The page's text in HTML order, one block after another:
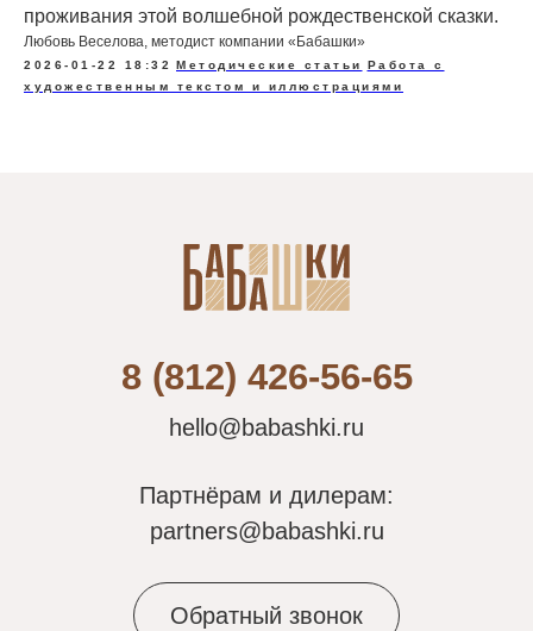
проживания этой волшебной рождественской сказки.
Любовь Веселова, методист компании «Бабашки»
2026-01-22 18:32 Методические статьи
Работа с
художественным текстом и иллюстрациями